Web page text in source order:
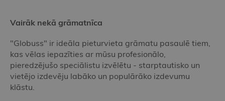
Vairāk nekā grāmatnīca
"Globuss" ir ideāla pieturvieta grāmatu pasaulē tiem,
kas vēlas iepazīties ar mūsu profesionālo,
pieredzējušo speciālistu izvēlētu - starptautisko un
vietējo izdevēju labāko un populārāko izdevumu
klāstu.